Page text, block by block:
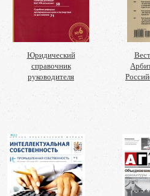
Юридический
справочник
руководителя